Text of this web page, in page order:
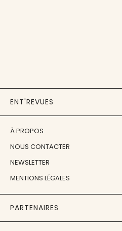
ENT'REVUES
À PROPOS
NOUS CONTACTER
NEWSLETTER
MENTIONS LÉGALES
PARTENAIRES